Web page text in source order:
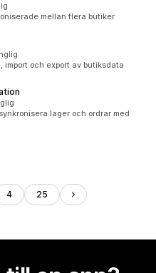
mellan flera butiker
import och export av butiksdata
lager och ordrar med
4 25